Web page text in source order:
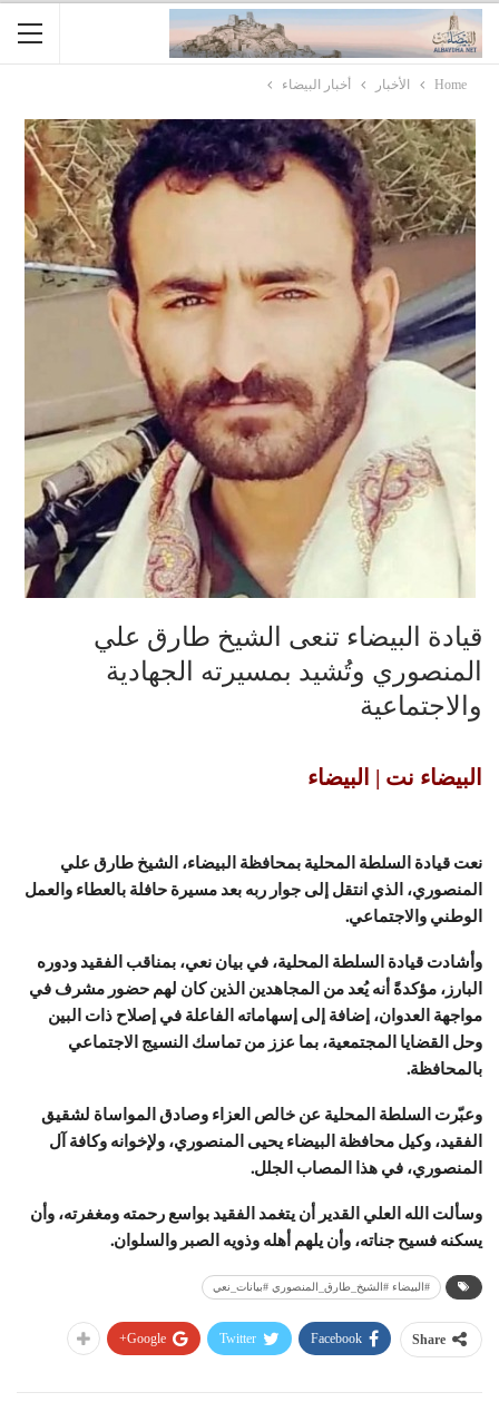
Home الأخبار أخبار البيضاء
قيادة البيضاء تنعى الشيخ طارق علي
المنصوري وتُشيد بمسيرته الجهادية
والاجتماعية
البيضاء نت | البيضاء
نعت قيادة السلطة المحلية بمحافظة البيضاء، الشيخ طارق علي
المنصوري، الذي انتقل إلى جوار ربه بعد مسيرة حافلة بالعطاء والعمل
الوطني والاجتماعي.
وأشادت قيادة السلطة المحلية، في بيان نعي، بمناقب الفقيد ودوره
البارز، مؤكدةً أنه يُعد من المجاهدين الذين كان لهم حضور مشرف في
مواجهة العدوان، إضافة إلى إسهاماته الفاعلة في إصلاح ذات البين
وحل القضايا المجتمعية، بما عزز من تماسك النسيج الاجتماعي
بالمحافظة.
وعبّرت السلطة المحلية عن خالص العزاء وصادق المواساة لشقيق
الفقيد، وكيل محافظة البيضاء يحيى المنصوري، ولإخوانه وكافة آل
المنصوري، في هذا المصاب الجلل.
وسألت الله العلي القدير أن يتغمد الفقيد بواسع رحمته ومغفرته، وأن
يسكنه فسيح جناته، وأن يلهم أهله وذويه الصبر والسلوان.
#البيضاء #الشيخ_طارق_المنصوري #بيانات_نعي
Share
Facebook
Twitter
Google+